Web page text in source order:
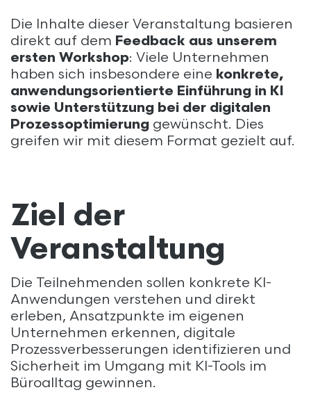
Die Inhalte dieser Veranstaltung basieren
direkt auf dem Feedback aus unserem
ersten Workshop: Viele Unternehmen
haben sich insbesondere eine konkrete,
anwendungsorientierte Einführung in KI
sowie Unterstützung bei der digitalen
Prozessoptimierung gewünscht. Dies
greifen wir mit diesem Format gezielt auf.
Ziel der
Veranstaltung
Die Teilnehmenden sollen konkrete KI-
Anwendungen verstehen und direkt
erleben, Ansatzpunkte im eigenen
Unternehmen erkennen, digitale
Prozessverbesserungen identifizieren und
Sicherheit im Umgang mit KI-Tools im
Büroalltag gewinnen.